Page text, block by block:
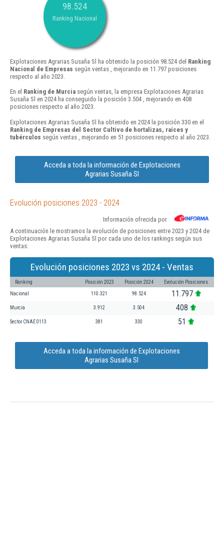
98.524
Ranking Nacional
Explotaciones Agrarias Susaña Sl ha obtenido la posición 98.524 del Ranking
Nacional de Empresas según ventas , mejorando en 11.797 posiciones
respecto al año 2023.
En el Ranking de Murcia según ventas, la empresa Explotaciones Agrarias
Susaña Sl en 2024 ha conseguido la posición 3.504 , mejorando en 408
posiciones respecto al año 2023.
Explotaciones Agrarias Susaña Sl ha obtenido en 2024 la posición 330 en el
Ranking de Empresas del Sector Cultivo de hortalizas, raíces y
tubérculos según ventas , mejorando en 51 posiciones respecto al año 2023.
Acceda a toda la información de Explotaciones
Agrarias Susaña Sl
Evolución posiciones 2023 - 2024
Información ofrecida por
A continuación le mostramos la evolución de posiciones entre 2023 y 2024 de
Explotaciones Agrarias Susaña Sl por cada uno de los rankings según sus
ventas:
Evolución posiciones 2023 vs 2024 - Ventas
Ranking Posición 2023 Posición 2024 Evolución Posiciones
Nacional 110.321 98.524 11.797
Murcia 3.912 3.504 408
Sector CNAE 0113 381 330 51
Acceda a toda la información de Explotaciones
Agrarias Susaña Sl